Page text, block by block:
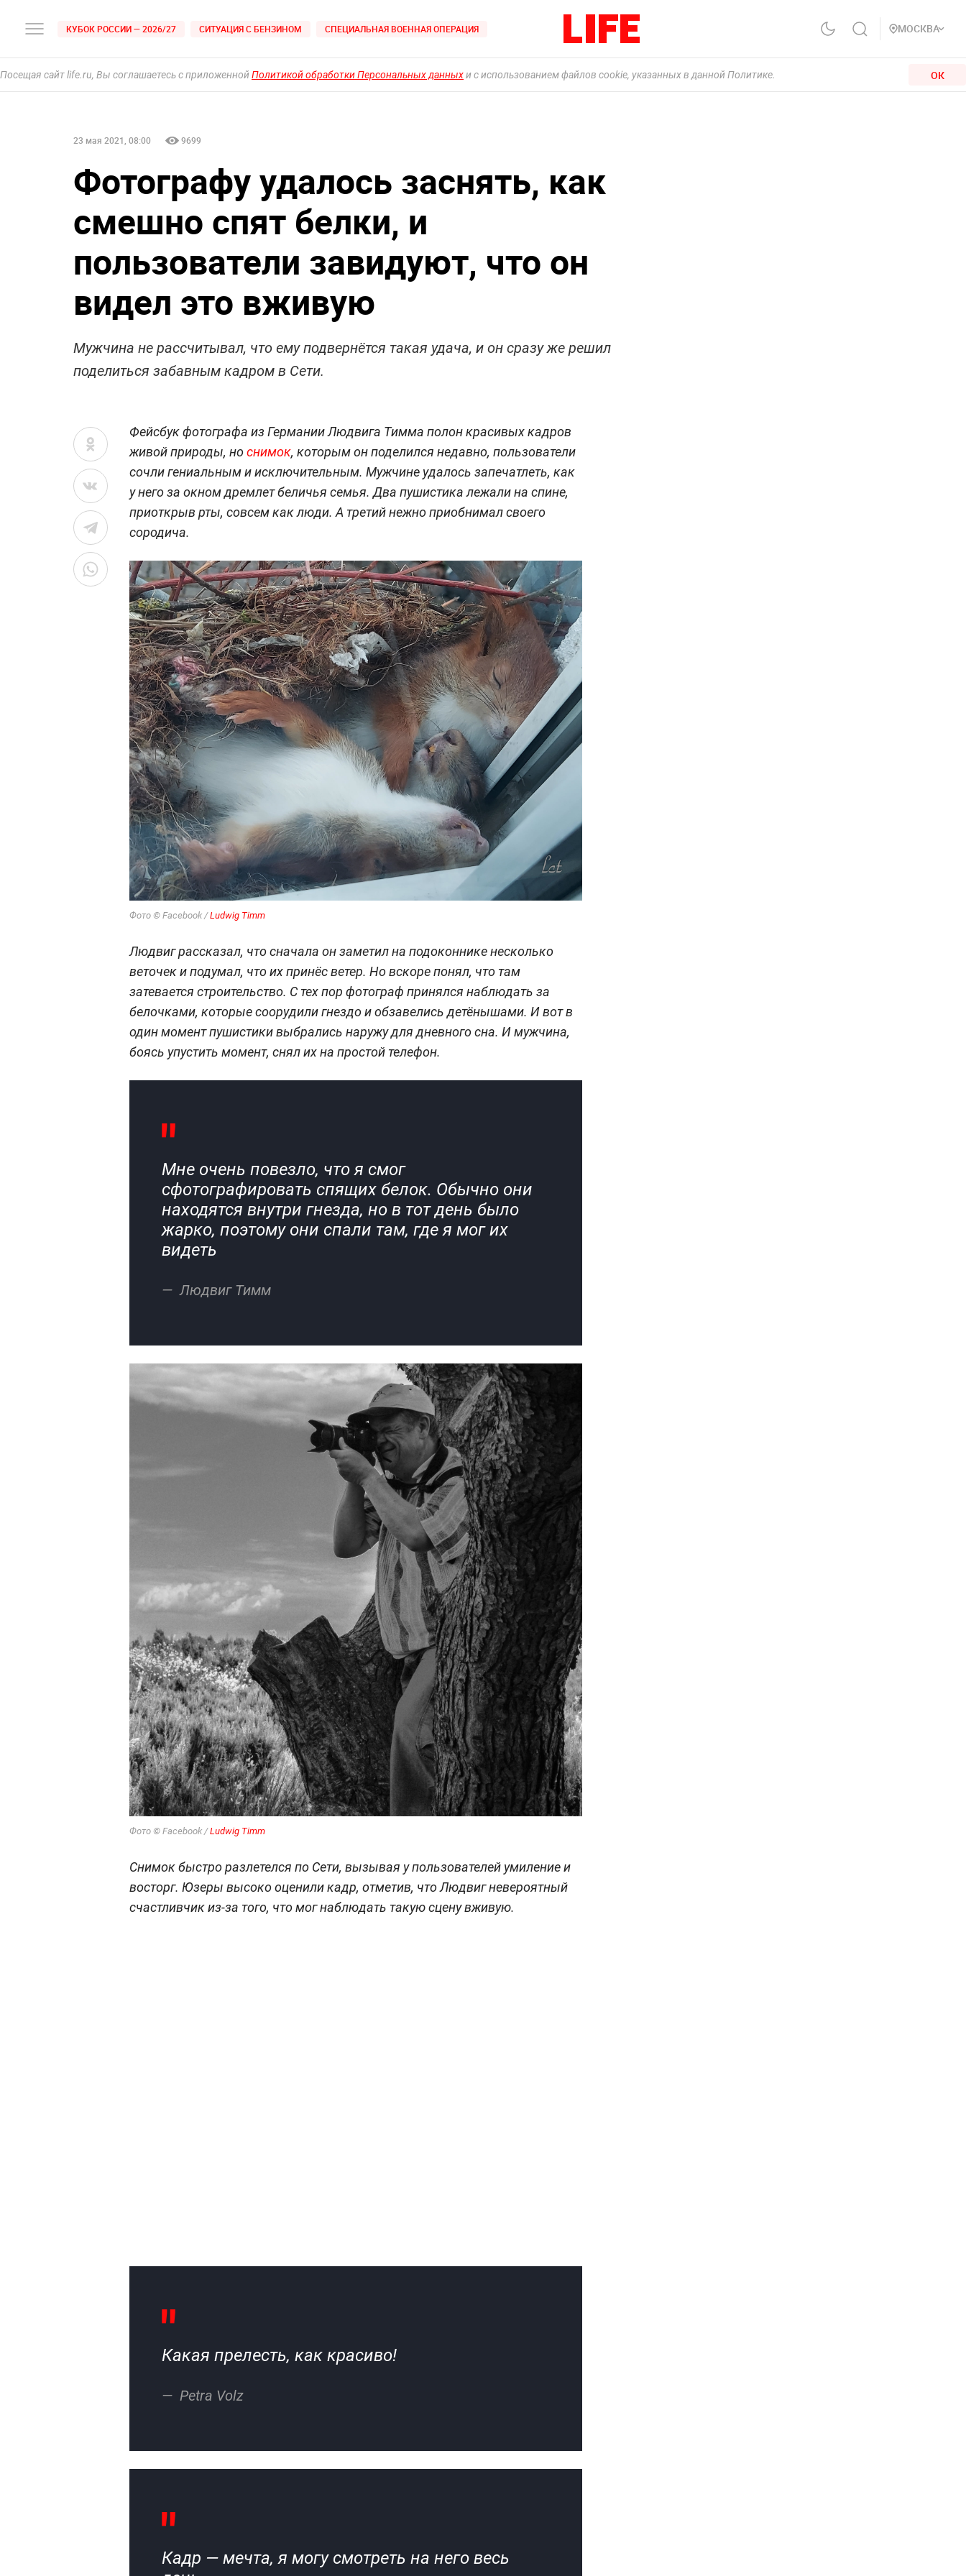
КУБОК РОССИИ — 2026/27 СИТУАЦИЯ С БЕНЗИНОМ СПЕЦИАЛЬНАЯ ВОЕННАЯ ОПЕРАЦИЯ МОСКВА
Посещая сайт life.ru, Вы соглашаетесь с приложеннойПолитикой обработки Персональных данныхи с использованием файлов cookie, указанных в данной Политике. ОК
23 мая 2021, 08:00 9699
Фотографу удалось заснять, как
смешно спят белки, и
пользователи завидуют, что он
видел это вживую
Мужчина не рассчитывал, что ему подвернётся такая удача, и он сразу же решил
поделиться забавным кадром в Сети.
Фейсбук фотографа из Германии Людвига Тимма полон красивых кадров
живой природы, носнимок, которым он поделился недавно, пользователи
сочли гениальным и исключительным. Мужчине удалось запечатлеть, как
у него за окном дремлет беличья семья. Два пушистика лежали на спине,
приоткрыв рты, совсем как люди. А третий нежно приобнимал своего
сородича.
Фото © Facebook /Ludwig Timm
Людвиг рассказал, что сначала он заметил на подоконнике несколько
веточек и подумал, что их принёс ветер. Но вскоре понял, что там
затевается строительство. С тех пор фотограф принялся наблюдать за
белочками, которые соорудили гнездо и обзавелись детёнышами. И вот в
один момент пушистики выбрались наружу для дневного сна. И мужчина,
боясь упустить момент, снял их на простой телефон.
Мне очень повезло, что я смог
сфотографировать спящих белок. Обычно они
находятся внутри гнезда, но в тот день было
жарко, поэтому они спали там, где я мог их
видеть
Людвиг Тимм
Фото © Facebook /Ludwig Timm
Снимок быстро разлетелся по Сети, вызывая у пользователей умиление и
восторг. Юзеры высоко оценили кадр, отметив, что Людвиг невероятный
счастливчик из-за того, что мог наблюдать такую сцену вживую.
Какая прелесть, как красиво!
Petra Volz
Кадр — мечта, я могу смотреть на него весь